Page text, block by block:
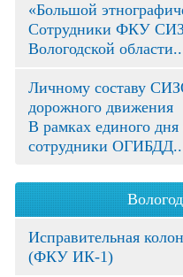
«Большой
Сотрудники ФКУ
Вологодской
Личному составу
дорожного движения
В рамках единого
сотрудники
Исправительная
(ФКУ ИК-1)